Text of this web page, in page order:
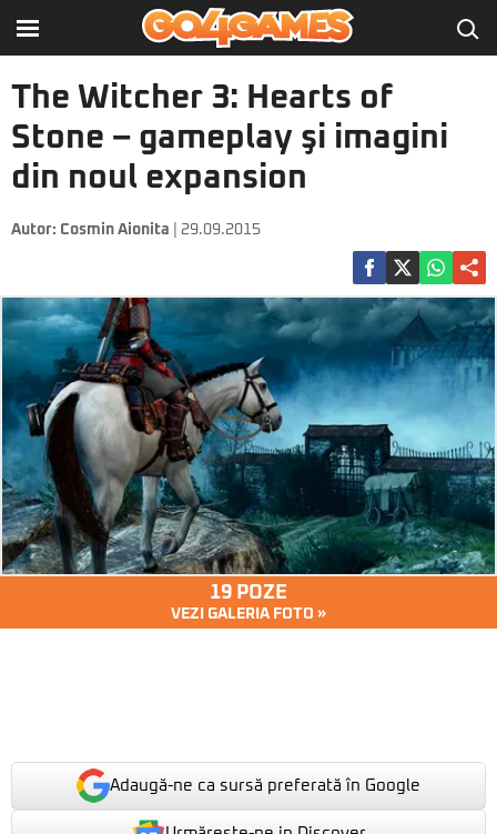
The Witcher 3: Hearts of
Stone – gameplay şi imagini
din noul expansion
Autor: Cosmin Aionita | 29.09.2015
19 POZE
VEZI GALERIA FOTO »
Adaugă-ne ca sursă preferată în Google